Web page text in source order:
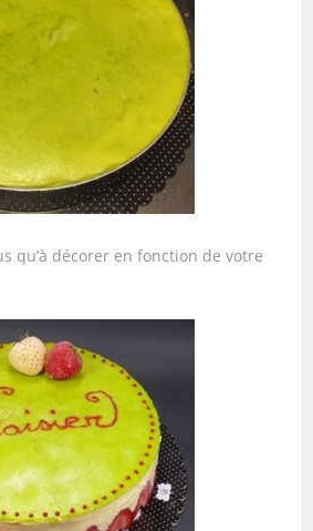
qu’à décorer en fonction de votre